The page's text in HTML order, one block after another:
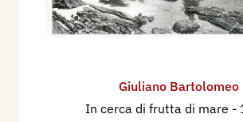
Giuliano Bartolomeo
In cerca di frutta di mare -